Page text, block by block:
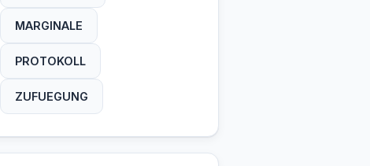
MARGINALE
PROTOKOLL
ZUFUEGUNG